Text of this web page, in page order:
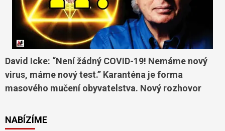
David Icke: “Není žádný COVID-19! Nemáme nový
virus, máme nový test.” Karanténa je forma
masového mučení obyvatelstva. Nový rozhovor
NABÍZÍME